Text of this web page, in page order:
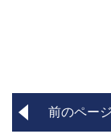
前のペー